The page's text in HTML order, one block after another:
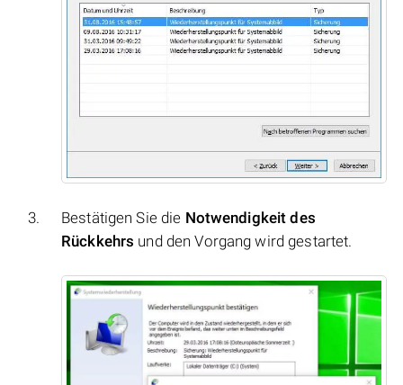
Bestätigen Sie die Notwendigkeit des
Rückkehrs und den Vorgang wird gestartet.